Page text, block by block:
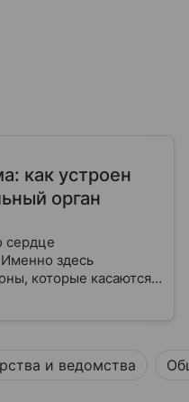
как устроен
орган
сердце
Именно здесь
которые касаются
образования и
и ведомства